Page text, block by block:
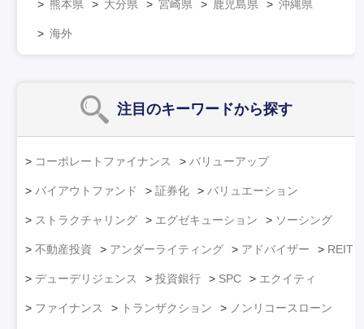
熊本県 大分県 宮崎県 鹿児島県 沖縄県
海外
注目のキーワードから探す
コーポレートファイナンス バリューアップ
バイアウトファンド 証券化 バリュエーション
ストラクチャリング エグゼキューション ソーシング
不動産投資 アンダーライティング アドバイザー REIT
デューデリジェンス 投資銀行 SPC エクイティ
ファイナンス トランザクション ノンリコースローン